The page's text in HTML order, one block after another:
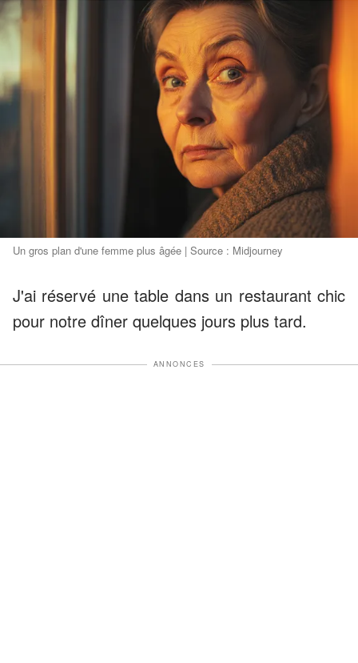
Un gros plan d'une femme plus âgée | Source : Midjourney
J'ai réservé une table dans un restaurant chic
pour notre dîner quelques jours plus tard.
ANNONCES